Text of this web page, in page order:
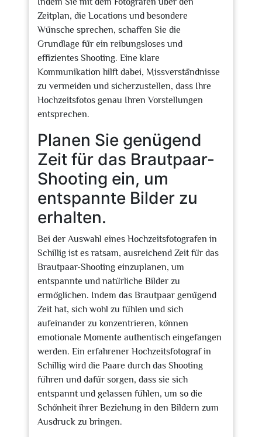
Zeitplan, die Locations und besondere
Wünsche sprechen, schaffen Sie die
Grundlage für ein reibungsloses und
effizientes Shooting. Eine klare
Kommunikation hilft dabei, Missverständnisse
zu vermeiden und sicherzustellen, dass Ihre
Hochzeitsfotos genau Ihren Vorstellungen
entsprechen.
Planen Sie genügend
Zeit für das Brautpaar-
Shooting ein, um
entspannte Bilder zu
erhalten.
Bei der Auswahl eines Hochzeitsfotografen in
Schillig ist es ratsam, ausreichend Zeit für das
Brautpaar-Shooting einzuplanen, um
entspannte und natürliche Bilder zu
ermöglichen. Indem das Brautpaar genügend
Zeit hat, sich wohl zu fühlen und sich
aufeinander zu konzentrieren, können
emotionale Momente authentisch eingefangen
werden. Ein erfahrener Hochzeitsfotograf in
Schillig wird die Paare durch das Shooting
führen und dafür sorgen, dass sie sich
entspannt und gelassen fühlen, um so die
Schönheit ihrer Beziehung in den Bildern zum
Ausdruck zu bringen.